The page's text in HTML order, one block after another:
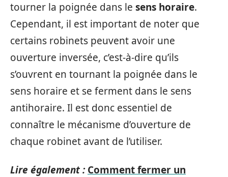
tourner la poignée dans le sens horaire.
Cependant, il est important de noter que
certains robinets peuvent avoir une
ouverture inversée, c’est-à-dire qu’ils
s’ouvrent en tournant la poignée dans le
sens horaire et se ferment dans le sens
antihoraire. Il est donc essentiel de
connaître le mécanisme d’ouverture de
chaque robinet avant de l’utiliser.
Lire également : Comment fermer un